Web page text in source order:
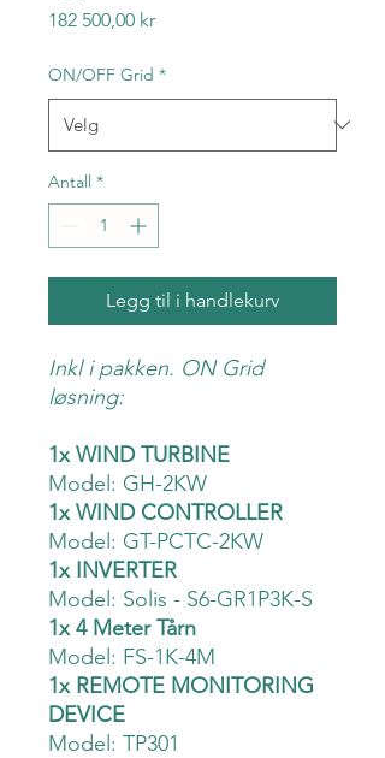
182 500,00 krPris
ON/OFF Grid *
Antall *
Legg til i handlekurv
Inkl i pakken. ON Grid
løsning:
1x WIND TURBINE
Model: GH-2KW
1x WIND CONTROLLER
Model: GT-PCTC-2KW
1x INVERTER
Model: Solis - S6-GR1P3K-S
1x 4 Meter Tårn
Model: FS-1K-4M
1x REMOTE MONITORING
DEVICE
Model: TP301